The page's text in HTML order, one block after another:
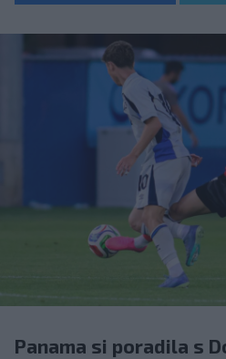
Panama si poradila s